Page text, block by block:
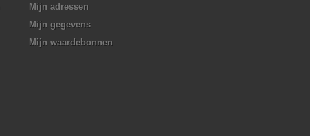
Mijn adressen
Mijn gegevens
Mijn waardebonnen